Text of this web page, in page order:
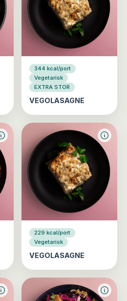
344 kcal/port
Vegetarisk
EXTRA STOR
VEGOLASAGNE
229 kcal/port
Vegetarisk
VEGOLASAGNE